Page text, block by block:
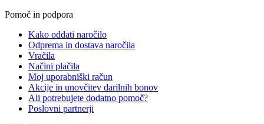
Pomoč in podpora
Kako oddati naročilo
Odprema in dostava naročila
Vračila
Načini plačila
Moj uporabniški račun
Akcije in unovčitev darilnih bonov
Ali potrebujete dodatno pomoč?
Poslovni partnerji